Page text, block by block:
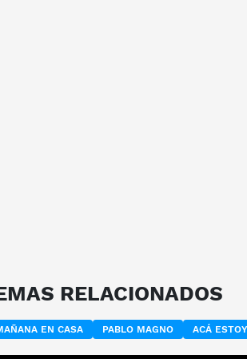
RELACIONADOS
EN CASA PABLO MAGNO ACÁ ESTOY